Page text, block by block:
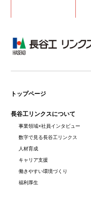
トップページ
長谷工リンクスについて
事業領域×社員インタビュー
数字で見る長谷工リンクス
人材育成
キャリア支援
働きやすい環境づくり
福利厚生